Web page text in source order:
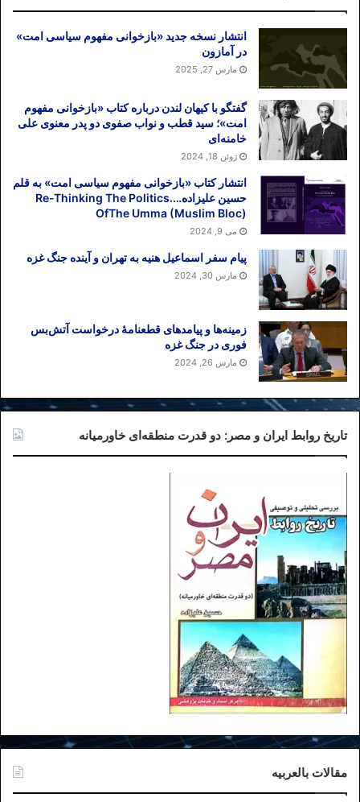
انتشار نسخه جدید «بازخوانی مفهوم سیاسی امت»
در آمازون
مارس 27, 2025
گفتگو با کیهان لندن درباره کتاب «بازخوانی مفهوم
امت»؛ سید قطب و نواب صفوی دو پدر معنوی علی
خامنه‌ای
ژوئن 18, 2024
انتشار کتاب «بازخوانی مفهوم سیاسی امت» به قلم
حسین علیزاده….Re-Thinking The Politics
OfThe Umma (Muslim Bloc)
می 9, 2024
پیام سفر اسماعیل هنیه به تهران و آینده جنگ غزه
مارس 30, 2024
زمینه‌ها و پیامدهای قطعنامهٔ درخواست آتش‌بس
فوری در جنگ غزه
مارس 26, 2024
تاریخ روابط ایران و مصر: دو قدرت منطقه‌ای خاورمیانه
مقالات بالعربیه